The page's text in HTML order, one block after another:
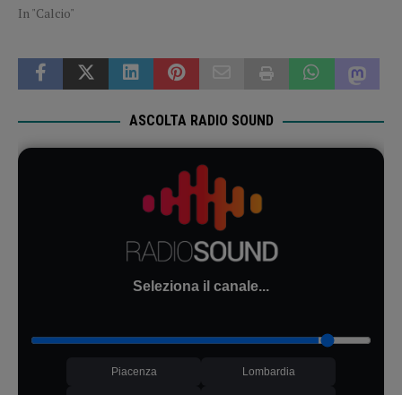
In "Calcio"
ASCOLTA RADIO SOUND
Seleziona il canale...
Piacenza Lombardia